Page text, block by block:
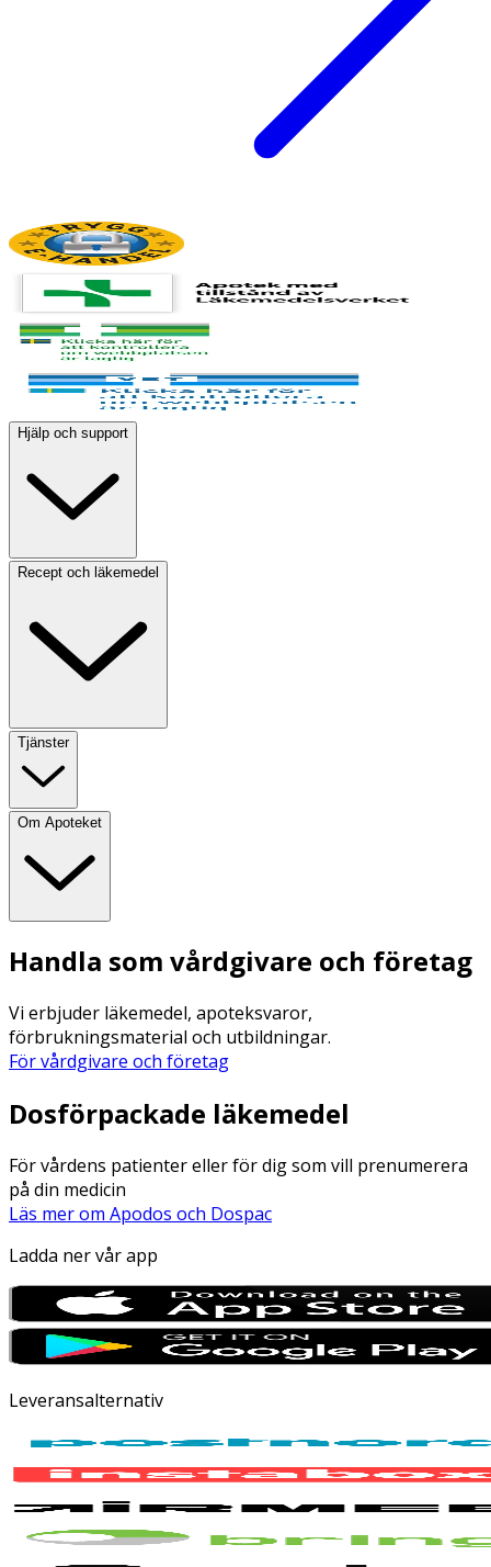
Hjälp och support
Recept och läkemedel
Tjänster
Om Apoteket
Handla som vårdgivare och företag
Vi erbjuder läkemedel, apoteksvaror,
förbrukningsmaterial och utbildningar.
För vårdgivare och företag
Dosförpackade läkemedel
För vårdens patienter eller för dig som vill prenumerera
på din medicin
Läs mer om Apodos och Dospac
Ladda ner vår app
Leveransalternativ